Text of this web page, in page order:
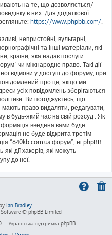
на те, що дозволяється/
в них. Для додаткової
https://www.phpbb.com/.
непристойні, вульгарні,
та інші матеріали, які
країни, яка надає послуги
чи міжнародне право. Такі дії
відмови у доступі до форуму, при
про це, якщо ми
усіх повідомлень зберігаються
Ви погоджуєтесь, що
право видаляти, редагувати,
в будь-який час на свій розсуд . Як
введена вами буде
не буде відкрита третім
“640kb.com.ua форум”, ні phpBB
дії хакерів, які можуть
до неї.
Ian Bradley
© phpBB Limited
Українська підтримка phpBB